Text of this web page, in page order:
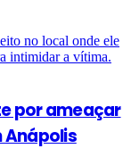
por ameaçar
Anápolis